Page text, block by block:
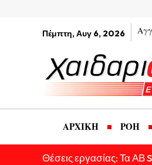
Πέμπτη, Αυγ 6, 2026
ΑΡΧΙΚΗ ΡΟΗ
Θέσεις εργασίας: Τα ΑΒ